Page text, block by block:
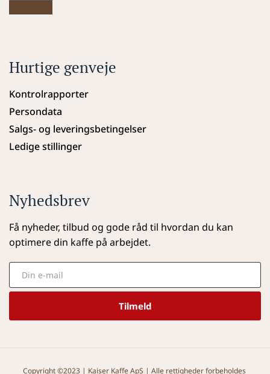
Hurtige genveje
Kontrolrapporter
Persondata
Salgs- og leveringsbetingelser
Ledige stillinger
Nyhedsbrev
Få nyheder, tilbud og gode råd til hvordan du kan
optimere din kaffe på arbejdet.
Tilmeld
Copyright ©2023 | Kaiser Kaffe ApS | Alle rettigheder forbeholdes